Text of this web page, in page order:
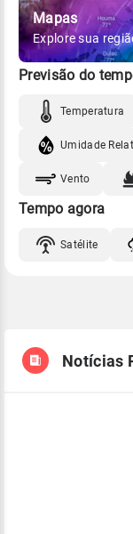
Mapas
Explore sua
Previsão do
Temperatura
Umidade
Vento
Tempo agora
Satélite
Notícias